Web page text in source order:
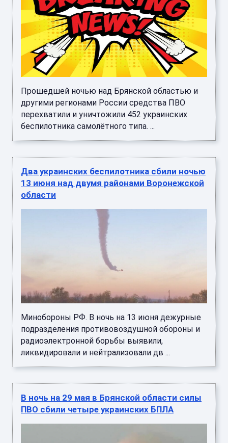
Прошедшей ночью над Брянской областью и
другими регионами России средства ПВО
перехватили и уничтожили 452 украинских
беспилотника самолётного типа. ...
Два украинских беспилотника сбили ночью
13 июня над двумя районами Воронежской
области
Минобороны РФ. В ночь на 13 июня дежурные
подразделения противовоздушной обороны и
радиоэлектронной борьбы выявили,
ликвидировали и нейтрализовали дв ...
В ночь на 29 мая в Брянской области силы
ПВО сбили четыре украинских БПЛА